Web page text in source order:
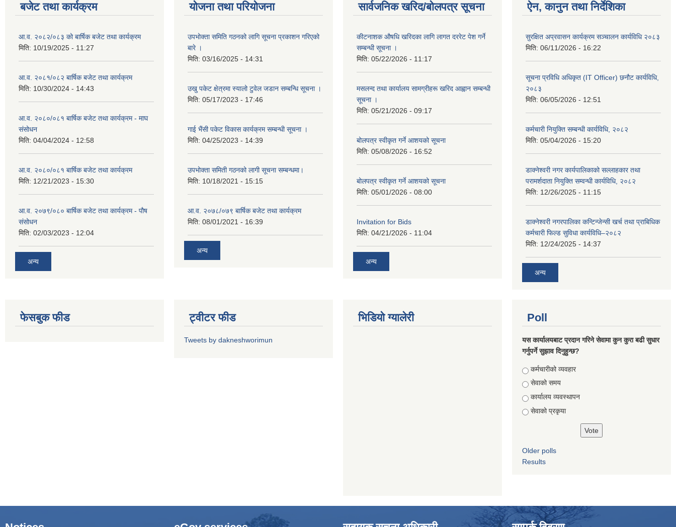
बजेट तथा कार्यक्रम
आ.व. २०८२/०८३ को बार्षिक बजेट तथा कार्यक्रम
मिति: 10/19/2025 - 11:27
आ.व. २०८१/०८२ बार्षिक बजेट तथा कार्यक्रम
मिति: 10/30/2024 - 14:43
आ.व. २०८०/०८१ बार्षिक बजेट तथा कार्यक्रम - माघ
संसोधन
मिति: 04/04/2024 - 12:58
आ.व. २०८०/०८१ बार्षिक बजेट तथा कार्यक्रम
मिति: 12/21/2023 - 15:30
आ.व. २०७९/०८० बार्षिक बजेट तथा कार्यक्रम - पौष
संसोधन
मिति: 02/03/2023 - 12:04
अन्य
योजना तथा परियोजना
उपभोक्ता समिति गठनको लागि सूचना प्रकाशन गरिएको
बारे ।
मिति: 03/16/2025 - 14:31
उखु पकेट क्षेत्रमा स्यालो टुवेल जडान सम्बन्धि सूचना ।
मिति: 05/17/2023 - 17:46
गाई भैंसी पकेट विकास कार्यक्रम सम्बन्धी सूचना ।
मिति: 04/25/2023 - 14:39
उपभोक्ता समिती गठनको लागी सूचना सम्बन्धमा।
मिति: 10/18/2021 - 15:15
आ.व. २०७८/०७९ बार्षिक बजेट तथा कार्यक्रम
मिति: 08/01/2021 - 16:39
अन्य
सार्वजनिक खरिद/बोलपत्र सूचना
कीटनाशक औषधि खरिदका लागि लागत दररेट पेश गर्ने
सम्बन्धी सूचना ।
मिति: 05/22/2026 - 11:17
मसलन्द तथा कार्यालय सामग्रीहरू खरिद आह्वान सम्बन्धी
सूचना ।
मिति: 05/21/2026 - 09:17
बोलपत्र स्वीकृत गर्ने आशयको सूचना
मिति: 05/08/2026 - 16:52
बोलपत्र स्वीकृत गर्ने आशयको सूचना
मिति: 05/01/2026 - 08:00
Invitation for Bids
मिति: 04/21/2026 - 11:04
अन्य
ऐन, कानुन तथा निर्देशिका
सुरक्षित अप्रवासन कार्यक्रम सञ्चालन कार्यविधि २०८३
मिति: 06/11/2026 - 16:22
सूचना प्रविधि अधिकृत (IT Officer) छनौट कार्यविधि,
२०८३
मिति: 06/05/2026 - 12:51
कर्मचारी नियुक्ति सम्बन्धी कार्यविधि, २०८२
मिति: 05/04/2026 - 15:20
डाक्नेश्वरी नगर कार्यपालिकाको सल्लाहकार तथा
परामर्शदाता नियुक्ति सम्वन्धी कार्यविधि, २०८२
मिति: 12/26/2025 - 11:15
डाक्नेश्वरी नगरपालिका कन्टिन्जेन्सी खर्च तथा प्राबिधिक
कर्मचारी फिल्ड सुविधा कार्यविधि–२०८२
मिति: 12/24/2025 - 14:37
अन्य
फेसबुक फीड ट्वीटर फीड
Tweets by dakneshworimun
भिडियाे ग्यालेरी Poll
यस कार्यालयबाट प्रदान गरिने सेवामा कुन कुरा बढी सुधार
गर्नुपर्ने सुझाव दिनुहुन्छ?
Choices
कर्मचारीको व्यवहार
सेवाको समय
कार्यालय व्यवस्थापन
सेवाको प्रकृया
Older polls
Results